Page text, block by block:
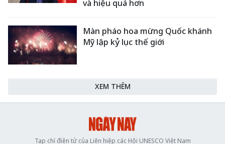
và hiệu quả hơn
Màn pháo hoa mừng Quốc khánh
Mỹ lập kỷ lục thế giới
XEM THÊM
Tạp chí điện tử của Liên hiệp các Hội UNESCO Việt Nam